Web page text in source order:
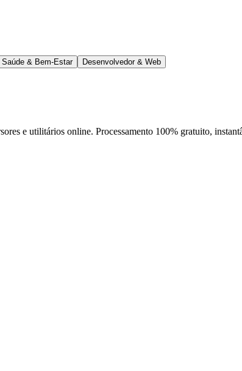
Saúde & Bem-Estar Desenvolvedor & Web
e utilitários online. Processamento 100% gratuito,